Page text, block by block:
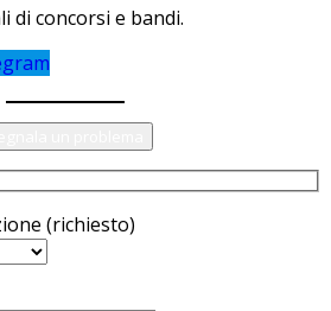
di concorsi e bandi.
(richiesto)